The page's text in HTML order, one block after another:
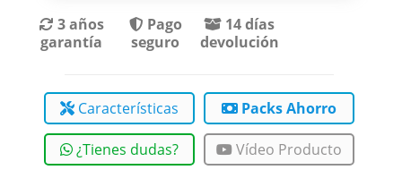
3 años
garantía
Pago
seguro
14 días
devolución
Características Packs Ahorro
¿Tienes dudas? Vídeo Producto